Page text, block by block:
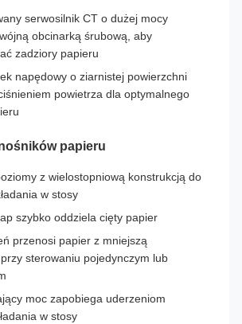
serwosilnik CT o dużej mocy
obcinarką śrubową, aby
zadziory papieru
napędowy o ziarnistej powierzchni
powietrza dla optymalnego
papieru
z wielostopniową konstrukcją do
w stosy
szybko oddziela cięty papier
przenosi papier z mniejszą
sterowaniu pojedynczym lub
moc zapobiega uderzeniom
w stosy